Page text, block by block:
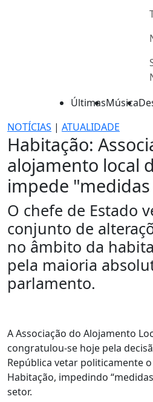
ÚltimasMúsica
NOTÍCIAS | ATUALIDADE
Habitação:
alojamento local
impede
O chefe de Estado
conjunto de
no âmbito da
pela maioria
parlamento.
A Associação do Alojamento
congratulou-se hoje pela
República vetar politicamente
Habitação, impedindo
setor.